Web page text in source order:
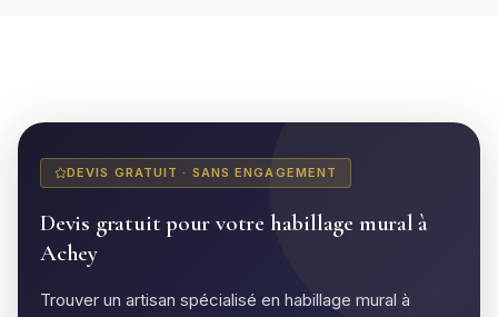
DEVIS GRATUIT · SANS ENGAGEMENT
Devis gratuit pour votre habillage mural à
Achey
Trouver un artisan spécialisé en habillage mural à